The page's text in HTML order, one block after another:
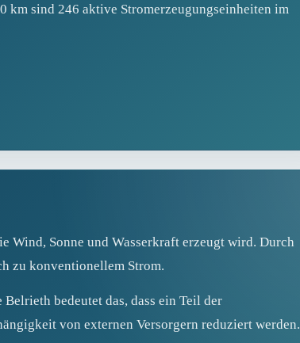
km sind 246 aktive Stromerzeugungseinheiten im
Wind, Sonne und Wasserkraft erzeugt wird. Durch
zu konventionellem Strom.
bedeutet das, dass ein Teil der
von externen Versorgern reduziert werden.